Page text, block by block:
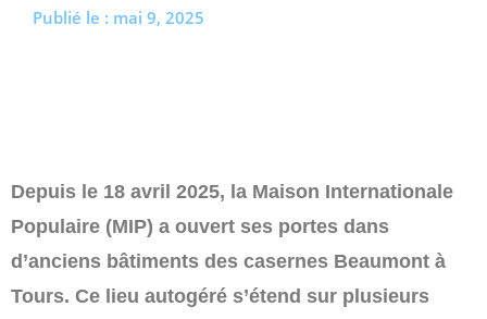
Publié le : mai 9, 2025
Depuis le 18 avril 2025, la Maison Internationale
Populaire (MIP) a ouvert ses portes dans
d’anciens bâtiments des casernes Beaumont à
Tours. Ce lieu autogéré s’étend sur plusieurs